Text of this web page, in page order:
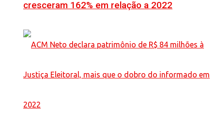
cresceram 162% em relação a 2022